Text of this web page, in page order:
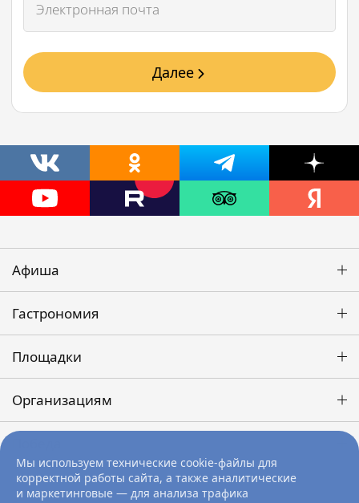
Мы используем технические cookie-файлы для
корректной работы сайта, а также аналитические
и маркетинговые — для анализа трафика
Далее
Афиша
Гастрономия
Площадки
Организациям